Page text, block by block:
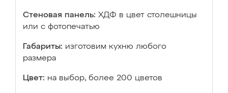
Стеновая панель: ХДФ в цвет столешницы
или с фотопечатью
Габариты: изготовим кухню любого
размера
Цвет: на выбор, более 200 цветов